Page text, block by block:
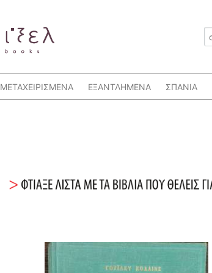
ΜΕΤΑΧΕΙΡΙΣΜΕΝΑ ΕΞΑΝΤΛΗΜΕΝΑ ΣΠΑΝΙΑ